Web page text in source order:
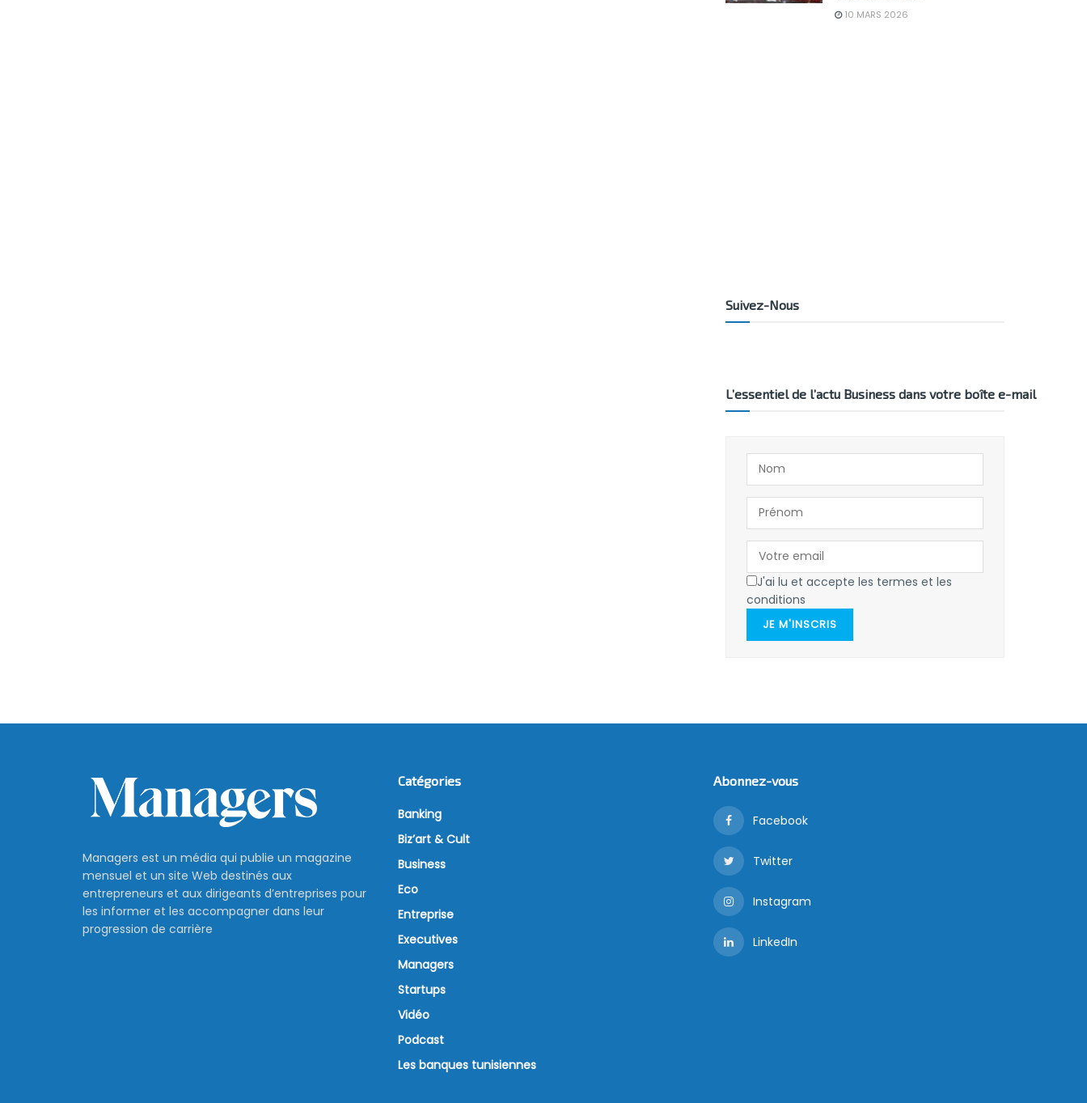
10 MARS 2026
Suivez-Nous
L’essentiel de l’actu Business dans votre boîte e-mail
J'ai lu et accepte les termes et les
conditions
JE M'INSCRIS
Managers est un média qui publie un magazine
mensuel et un site Web destinés aux
entrepreneurs et aux dirigeants d’entreprises pour
les informer et les accompagner dans leur
progression de carrière
Catégories
Banking
Biz’art & Cult
Business
Eco
Entreprise
Executives
Managers
Startups
Vidéo
Podcast
Les banques tunisiennes
Abonnez-vous
Facebook
Twitter
Instagram
LinkedIn